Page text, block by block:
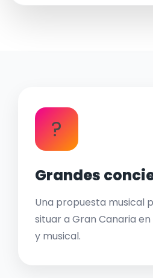
?
Grandes
Una propuesta musical
situar a Gran Canaria
y musical.